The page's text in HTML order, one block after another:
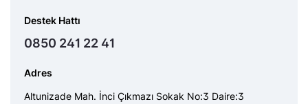
Destek Hattı
0850 241 22 41
Adres
Altunizade Mah. İnci Çıkmazı Sokak No:3 Daire:3